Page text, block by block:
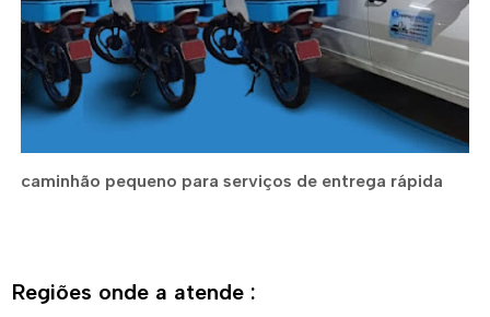
caminhão pequeno para serviços de entrega rápida
Regiões onde a atende :